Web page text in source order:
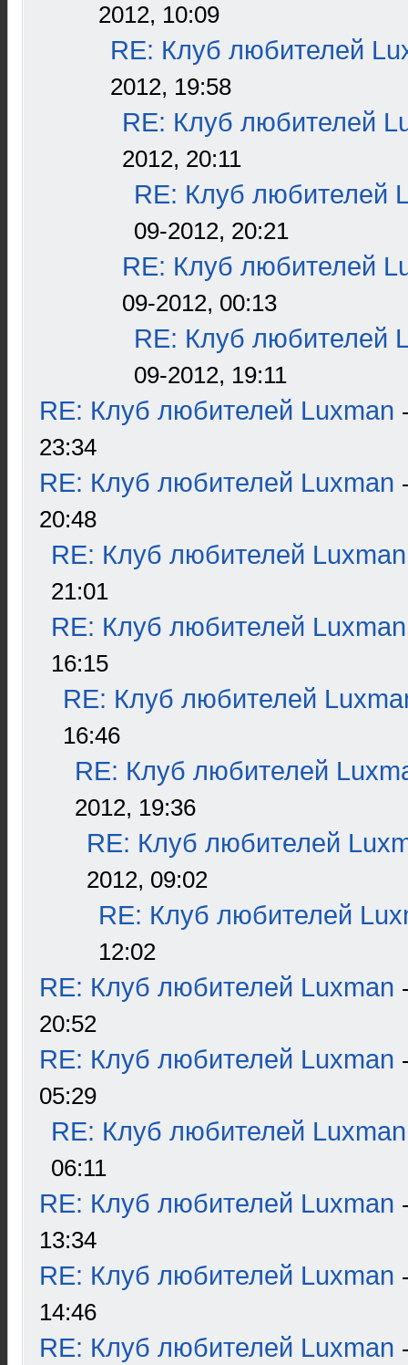
2012, 10:09
RE: Клуб любителей
2012, 19:58
RE: Клуб любителей
2012, 20:11
RE: Клуб любителей
09-2012, 20:21
RE: Клуб любителей
09-2012, 00:13
RE: Клуб любителей
09-2012, 19:11
RE: Клуб любителей Luxman
23:34
RE: Клуб любителей Luxman
20:48
RE: Клуб любителей Luxman
21:01
RE: Клуб любителей Luxman
16:15
RE: Клуб любителей
16:46
RE: Клуб любителей
2012, 19:36
RE: Клуб любителей
2012, 09:02
RE: Клуб любителей
12:02
RE: Клуб любителей Luxman
20:52
RE: Клуб любителей Luxman
05:29
RE: Клуб любителей Luxman
06:11
RE: Клуб любителей Luxman
13:34
RE: Клуб любителей Luxman
14:46
RE: Клуб любителей Luxman